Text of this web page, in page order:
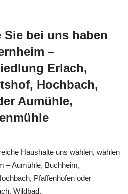
Sie bei uns haben
–
Erlach,
Hochbach,
Aumühle,
Haushalte uns wählen, wählen
– Aumühle, Buchheim,
Pfaffenhofen oder
Wildbad.